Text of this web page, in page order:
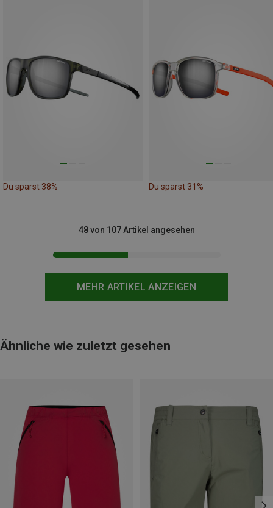
Du sparst 38% Du sparst 31%
MEHR ARTIKEL ANZEIGEN
48 von 107 Artikel angesehen
Ähnliche wie zuletzt gesehen